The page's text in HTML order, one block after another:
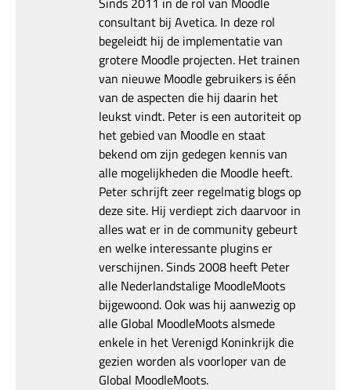
consultant bij Avetica. In deze rol
begeleidt hij de implementatie van
grotere Moodle projecten. Het trainen
van nieuwe Moodle gebruikers is één
van de aspecten die hij daarin het
leukst vindt. Peter is een autoriteit op
het gebied van Moodle en staat
bekend om zijn gedegen kennis van
alle mogelijkheden die Moodle heeft.
Peter schrijft zeer regelmatig blogs op
deze site. Hij verdiept zich daarvoor in
alles wat er in de community gebeurt
en welke interessante plugins er
verschijnen. Sinds 2008 heeft Peter
alle Nederlandstalige MoodleMoots
bijgewoond. Ook was hij aanwezig op
alle Global MoodleMoots alsmede
enkele in het Verenigd Koninkrijk die
gezien worden als voorloper van de
Global MoodleMoots.